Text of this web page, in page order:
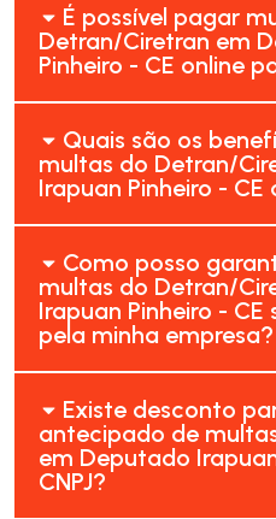
É possível pagar
Detran/Ciretran em
Pinheiro - CE online
Quais são os
multas do Detran/
Irapuan Pinheiro - CE
Como posso
multas do Detran/
Irapuan Pinheiro -
pela minha empresa?
Existe desconto
antecipado de
em Deputado
CNPJ?